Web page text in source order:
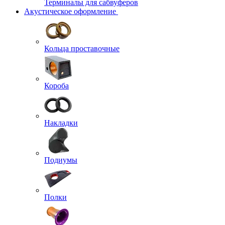
Терминалы для сабвуферов
Акустическое оформление
Кольца проставочные
Короба
Накладки
Подиумы
Полки